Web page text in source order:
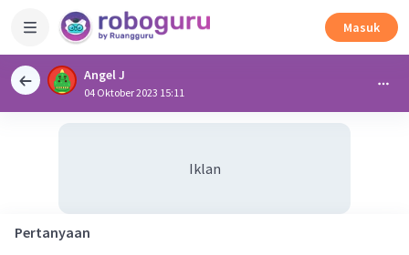
Masuk
Angel J
04 Oktober 2023 15:11
Iklan
Pertanyaan